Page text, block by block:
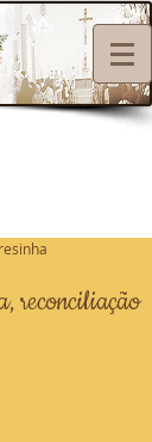
reconciliação